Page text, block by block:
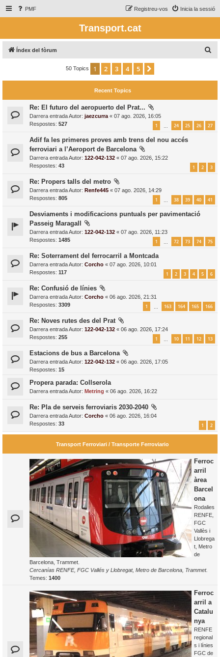
PMF Inicia la sessió
Registreu-vos
Transport.cat
Índex del fòrum
50 Topics 1 2 3 4 5
Recent Topics
Re: El futuro del aeropuerto del Prat...
Darrera entrada Autor: jaezcurra « 07 ago. 2026, 16:05
Respostes: 527 1 24 25 26 27
Adif fa les primeres proves amb trens del nou accés
ferroviari a l’Aeroport de Barcelona
Darrera entrada Autor: 122-042-132 « 07 ago. 2026, 15:22
Respostes: 43 1 2 3
Re: Propers talls del metro
Darrera entrada Autor: Renfe445 « 07 ago. 2026, 14:29
Respostes: 805 1 38 39 40 41
Desviaments i modificacions puntuals per pavimentació
Passeig Maragall
Darrera entrada Autor: 122-042-132 « 07 ago. 2026, 11:23
Respostes: 1485 1 72 73 74 75
Re: Soterrament del ferrocarril a Montcada
Darrera entrada Autor: Corcho « 07 ago. 2026, 10:01
Respostes: 117 1 2 3 4 5 6
Re: Confusió de línies
Darrera entrada Autor: Corcho « 06 ago. 2026, 21:31
Respostes: 3309 1 163 164 165 166
Re: Noves rutes des del Prat
Darrera entrada Autor: 122-042-132 « 06 ago. 2026, 17:24
Respostes: 255 1 10 11 12 13
Estacions de bus a Barcelona
Darrera entrada Autor: 122-042-132 « 06 ago. 2026, 17:05
Respostes: 15
Propera parada: Collserola
Darrera entrada Autor: Metring « 06 ago. 2026, 16:22
Re: Pla de serveis ferroviaris 2030-2040
Darrera entrada Autor: Corcho « 06 ago. 2026, 16:04
Respostes: 33 1 2
Transport Ferroviari / Transporte Ferroviario
Ferroc
arril
àrea
Barcel
ona
Rodalies
RENFE,
FGC
Vallès i
Llobrega
t, Metro
de
Barcelona, Trammet.
Cercanías RENFE, FGC Vallés y Llobregat, Metro de Barcelona, Trammet.
Temes: 1400
Ferroc
arril a
Catalu
nya
RENFE
regional
s i línies
FGC de